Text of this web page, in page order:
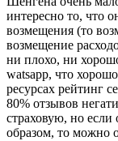
интересно то, что
возмещения (то
возмещение
ни плохо, ни
watsapp, что
ресурсах рейтинг
80% отзывов
страховую, но
образом, то можно